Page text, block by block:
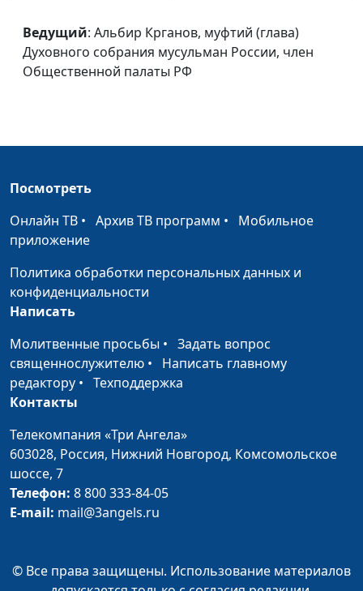
Как государство и
религиозные
организации влияют
на семейные ценности
Станислав Кулов, адвокат,
директор Института
верховенства права,
Как родилась идея
организации
«Национальной
духовной трапезы»?
группы по подготовке
Сейчас в России
происходит снижение
или повышение уровня
нравственности?
Иван Иклюшин,
руководитель Альянса
«Благая весть»
Каким может быть
взаимодействие
религиозных
Какую роль играют
Иван Иклюшин,
Ведущий: Альбир Крганов, муфтий (глава)
Духовного собрания мусульман России, член
Общественной палаты РФ
Посмотреть
Онлайн ТВ • Архив ТВ программ • Мобильное
приложение
Политика обработки персональных данных и
конфиденциальности
Написать
Молитвенные просьбы • Задать вопрос
священнослужителю • Написать главному
редактору • Техподдержка
Контакты
Телекомпания «Три Ангела»
603028, Россия, Нижний Новгород, Комсомольское
шоссе, 7
Телефон: 8 800 333-84-05
E-mail: mail@3angels.ru
© Все права защищены. Использование материалов